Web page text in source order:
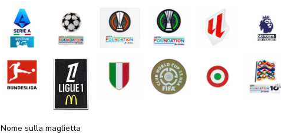
Nome sulla maglietta